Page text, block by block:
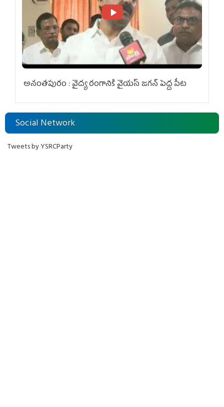
అనంతపురం : వైద్య రంగానికి వైయ‌స్ జ‌గ‌న్ పెద్ద పీట
Social Network
Tweets by YSRCParty